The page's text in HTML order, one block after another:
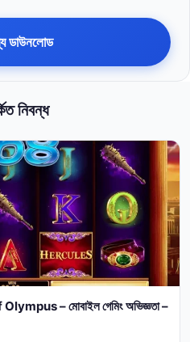
ডাউনলোড
নিবন্ধ
– মোবাইল গেমিং অভিজ্ঞতা –